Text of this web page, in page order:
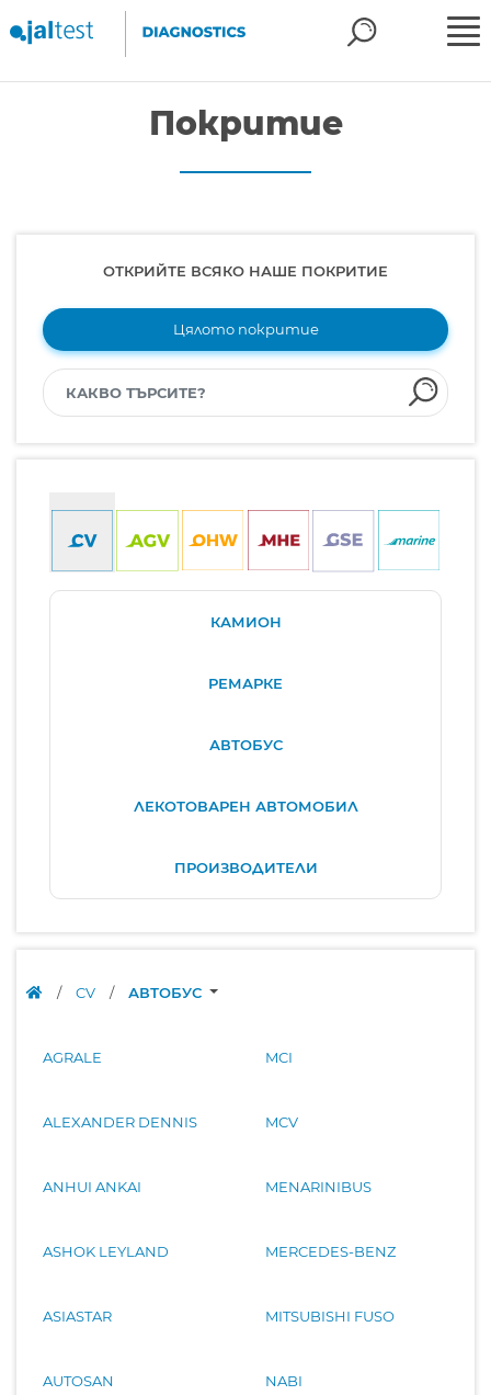
Покритие
ОТКРИЙТЕ ВСЯКО НАШЕ ПОКРИТИЕ
Цялото покритие
КАМИОН
РЕМАРКЕ
АВТОБУС
ЛЕКОТОВАРЕН АВТОМОБИЛ
ПРОИЗВОДИТЕЛИ
/ CV / АВТОБУС
AGRALE
ALEXANDER DENNIS
ANHUI ANKAI
ASHOK LEYLAND
ASIASTAR
AUTOSAN
MCI
MCV
MENARINIBUS
MERCEDES-BENZ
MITSUBISHI FUSO
NABI